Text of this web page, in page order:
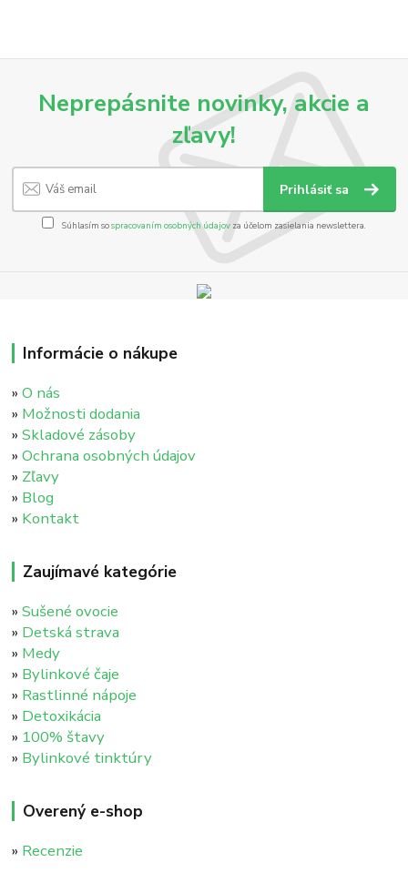
Neprepásnite novinky, akcie a
zľavy!
Prihlásiť sa
Súhlasím sospracovaním osobných údajov za účelom zasielania newslettera.
Informácie o nákupe
»O nás
» Možnosti dodania
»Skladové zásoby
»Ochrana osobných údajov
» Zľavy
» Blog
» Kontakt
Zaujímavé kategórie
»Sušené ovocie
» Detská strava
» Medy
» Bylinkové čaje
» Rastlinné nápoje
» Detoxikácia
» 100% štavy
» Bylinkové tinktúry
Overený e-shop
» Recenzie